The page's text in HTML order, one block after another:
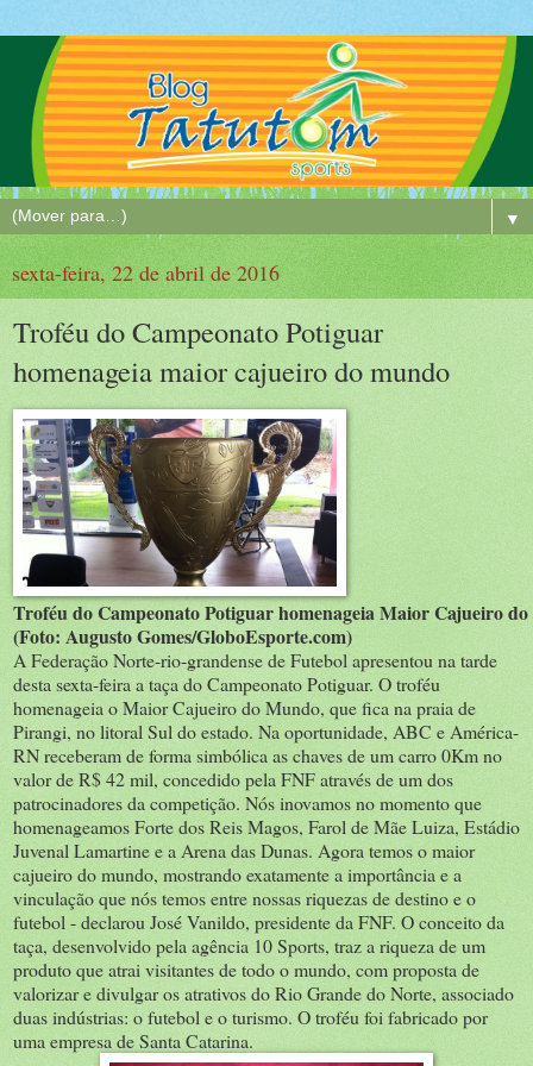
▼
sexta-feira, 22 de abril de 2016
Troféu do Campeonato Potiguar
homenageia maior cajueiro do mundo
Troféu do Campeonato Potiguar homenageia Maior Cajueiro
(Foto: Augusto Gomes/GloboEsporte.com)
A Federação Norte-rio-grandense de Futebol apresentou na tarde
desta sexta-feira a taça do Campeonato Potiguar. O troféu
homenageia o Maior Cajueiro do Mundo, que fica na praia de
Pirangi, no litoral Sul do estado. Na oportunidade, ABC e América-
RN receberam de forma simbólica as chaves de um carro 0Km no
valor de R$ 42 mil, concedido pela FNF através de um dos
patrocinadores da competição. Nós inovamos no momento que
homenageamos Forte dos Reis Magos, Farol de Mãe Luiza, Estádio
Juvenal Lamartine e a Arena das Dunas. Agora temos o maior
cajueiro do mundo, mostrando exatamente a importância e a
vinculação que nós temos entre nossas riquezas de destino e o
futebol - declarou José Vanildo, presidente da FNF. O conceito da
taça, desenvolvido pela agência 10 Sports, traz a riqueza de um
produto que atrai visitantes de todo o mundo, com proposta de
valorizar e divulgar os atrativos do Rio Grande do Norte, associado
duas indústrias: o futebol e o turismo. O troféu foi fabricado por
uma empresa de Santa Catarina.